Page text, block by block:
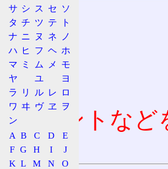
コメントなど
サ シ ス セ ソ
タ チ ツ テ
ト
ナ ニ ヌ ネ
ノ
ハ ヒ フ ヘ ホ
マ ミ ム メ
モ
ヤ
ユ
ヨ
ラ
リ ル レ ロ
ワ ヰ ヴ ヱ
ヲ
ン
A B C D
E
F G H I
J
K L M N
O